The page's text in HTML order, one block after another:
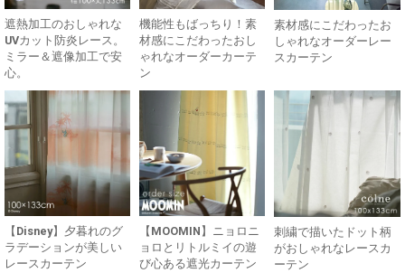
遮熱加工のおしゃれな
UVカット防炎レース。
ミラー＆遮像加工で安
心。
機能性もばっちり！素
材感にこだわったおし
ゃれなオーダーカーテ
ン
素材感にこだわったお
しゃれなオーダーレー
スカーテン
【Disney】夕暮れのグ
ラデーションが美しい
レースカーテン
【MOOMIN】ニョロニ
ョロとリトルミイの遊
び心ある遮光カーテン
刺繍で描いたドット柄
がおしゃれなレースカ
ーテン